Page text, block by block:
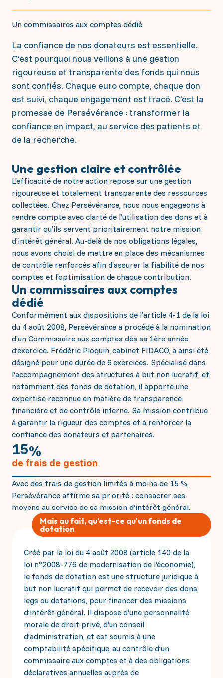
IRM Angers
La génétique constitutionnelle
Les séquelles des traitements
Le soutien aux jeunes chercheurs 2026
La radiothérapie Flash
Vos dons agissent
Acquisition d’un mammographe 3D haute
Création d’une plateforme d’épigénétique
Le soutien aux jeunes chercheurs 2025
Sac 1ère cure
Les défis et enjeux contre le Cancer
Ensemble, continuons le combat.
Soutenir financièrement
Faire un don ponctuel ou régulier
S'engager en mécénat d'entreprise
Collecter en mémoire d'un proche
Transmettre par legs, donation ou assurance vie
Donner via l'IFI
S'investir personnellement
La confiance de nos donateurs est essentielle.
C’est pourquoi nous veillons à une gestion
rigoureuse et transparente des fonds qui nous
sont confiés. Chaque euro compte, chaque don
est suivi, chaque engagement est tracé. C’est la
promesse de Persévérance : transformer la
confiance en impact, au service des patients et
de la recherche.
Une gestion claire et contrôlée
L’efficacité de notre action repose sur une gestion
rigoureuse et totalement transparente des ressources
collectées. Chez Persévérance, nous nous engageons à
rendre compte avec clarté de l’utilisation des dons et à
garantir qu’ils servent prioritairement notre mission
d’intérêt général. Au-delà de nos obligations légales,
nous avons choisi de mettre en place des mécanismes
de contrôle renforcés afin d’assurer la fiabilité de nos
comptes et l’optimisation de chaque contribution.
Un commissaires aux comptes
dédié
Conformément aux dispositions de l’article 4-1 de la loi
du 4 août 2008, Persévérance a procédé à la nomination
d’un Commissaire aux comptes dès sa 1ère année
d’exercice. Frédéric Ploquin, cabinet FIDACO, a ainsi été
désigné pour une durée de 6 exercices. Spécialisé dans
l’accompagnement des structures à but non lucratif, et
notamment des fonds de dotation, il apporte une
expertise reconnue en matière de transparence
financière et de contrôle interne. Sa mission contribue
à garantir la rigueur des comptes et à renforcer la
confiance des donateurs et partenaires.
15%
de frais de gestion
Avec des frais de gestion limités à moins de 15 %,
Persévérance affirme sa priorité : consacrer ses
moyens au service de sa mission d’intérêt général.
Mais au fait, qu'est-ce qu'un fonds de
dotation
Créé par la loi du 4 août 2008 (article 140 de la
loi n°2008-776 de modernisation de l’économie),
le fonds de dotation est une structure juridique à
but non lucratif qui permet de recevoir des dons,
legs ou dotations, pour financer des missions
d’intérêt général. Il dispose d’une personnalité
morale de droit privé, d’un conseil
d’administration, et est soumis à une
comptabilité spécifique, au contrôle d’un
commissaire aux comptes et à des obligations
déclaratives annuelles auprès de
Un commissaires aux comptes dédié